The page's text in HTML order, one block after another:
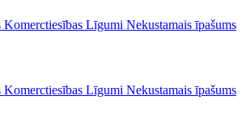
Komerctiesības Līgumi Nekustamais īpašums
Komerctiesības Līgumi Nekustamais īpašums